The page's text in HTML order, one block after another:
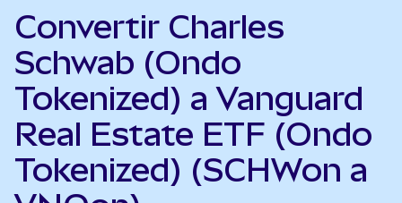
Convertir Charles
Schwab (Ondo
Tokenized) a Vanguard
Real Estate ETF (Ondo
Tokenized) (SCHWon a